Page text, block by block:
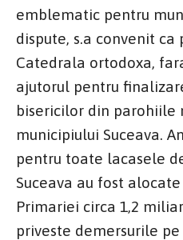
emblematic pentru
dispute, s.a convenit
Catedrala ortodoxa,
ajutorul pentru
bisericilor din parohiile
municipiului Suceava.
pentru toate lacasele
Suceava au fost
Primariei circa 1,2
priveste demersurile